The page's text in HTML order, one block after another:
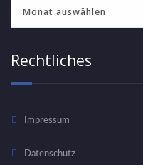
Rechtliches
Impressum
Datenschutz